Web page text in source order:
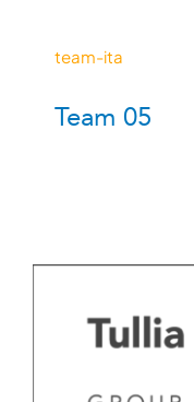
team-ita
Team 05